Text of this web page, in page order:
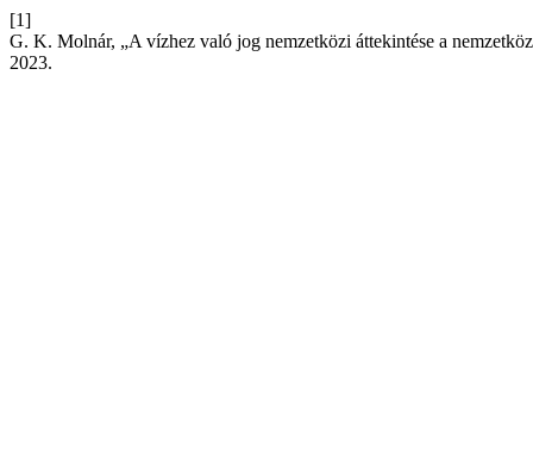
[1]
G. K. Molnár, „A vízhez való jog nemzetközi áttekintése a
2023.